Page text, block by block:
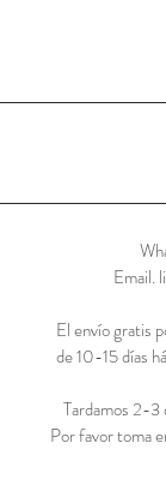
Email.
El envío gratis
de 10-15 días
Tardamos 2-3
Por favor toma